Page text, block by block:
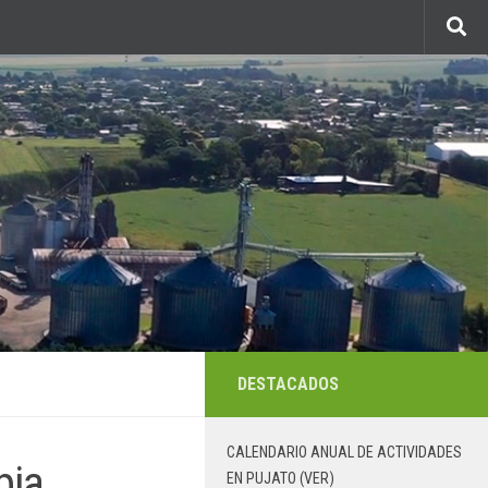
DESTACADOS
CALENDARIO ANUAL DE ACTIVIDADES
EN PUJATO (VER)